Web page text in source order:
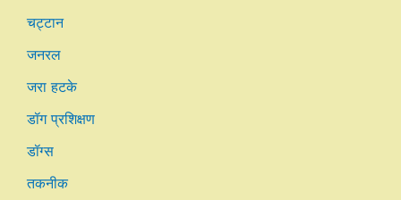
चट्टान
जनरल
जरा हटके
डॉग प्रशिक्षण
डॉग्स
तकनीक